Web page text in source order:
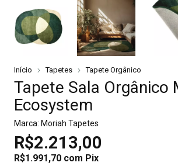
Início Tapetes Tapete Orgânico
Tapete Sala Orgânico
Ecosystem
Marca: Moriah Tapetes
R$2.213,00
R$1.991,70 com Pix